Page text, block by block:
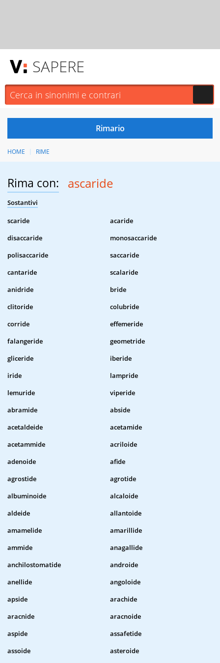
SAPERE
HOME RIME
Rima con: ascaride
Sostantivi
scaride
acaride
disaccaride
monosaccaride
polisaccaride
saccaride
cantaride
scalaride
anidride
bride
clitoride
colubride
corride
effemeride
falangeride
geometride
gliceride
iberide
iride
lampride
lemuride
viperide
abramide
abside
acetaldeide
acetamide
acetammide
acriloide
adenoide
afide
agrostide
agrotide
albuminoide
alcaloide
aldeide
allantoide
amamelide
amarillide
ammide
anagallide
anchilostomatide
androide
anellide
angoloide
apside
arachide
aracnide
aracnoide
aspide
assafetide
assoide
asteroide